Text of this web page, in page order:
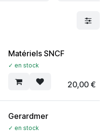
Matériels SNCF
✓ en stock
20,00€
Gerardmer
✓ en stock